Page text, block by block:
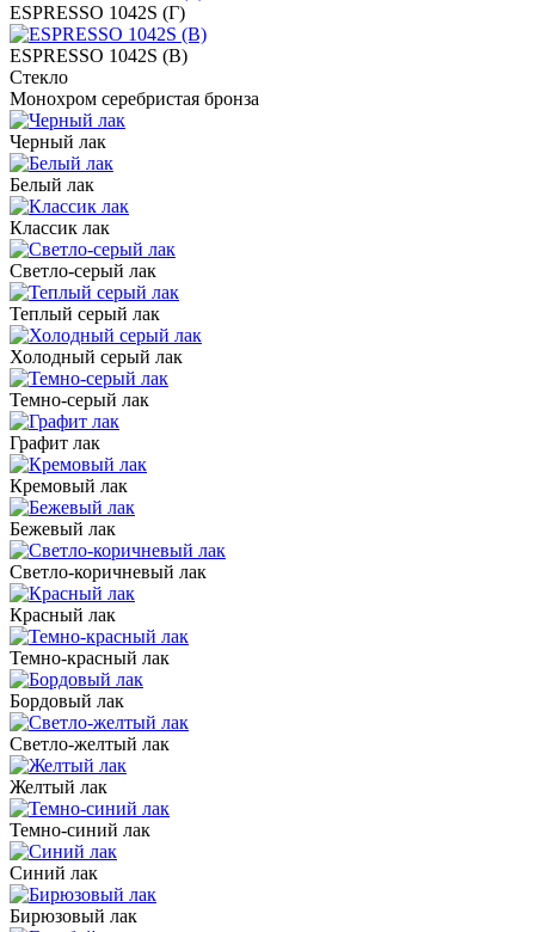
ESPRESSO 1042S (Г)
ESPRESSO 1042S (В)
Стекло
Монохром серебристая бронза
Черный лак
Белый лак
Классик лак
Светло-серый лак
Теплый серый лак
Холодный серый лак
Темно-серый лак
Графит лак
Кремовый лак
Бежевый лак
Светло-коричневый лак
Красный лак
Темно-красный лак
Бордовый лак
Светло-желтый лак
Желтый лак
Темно-синий лак
Синий лак
Бирюзовый лак